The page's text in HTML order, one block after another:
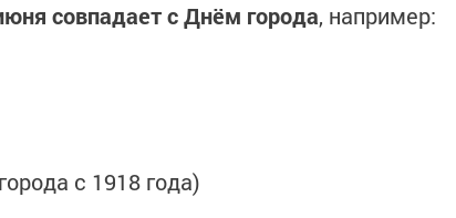
совпадает с Днём города, например:
с 1918 года)